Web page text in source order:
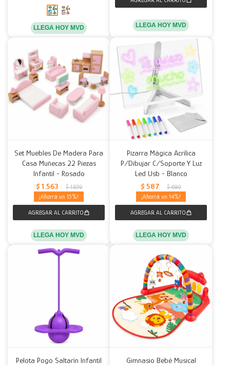
LLEGA HOY MVD LLEGA HOY MVD
Set Muebles De Madera Para
Casa Muñecas 22 Piezas
Infantil - Rosado
$ 1.563 $ 1.839
15
LLEGA HOY MVD
Pizarra Mágica Acrílica
P/Dibujar C/Soporte Y Luz
Led Usb - Blanco
$ 587 $ 690
14
LLEGA HOY MVD
Pelota Pogo Saltarín Infantil
Gimnasio Bebé Musical